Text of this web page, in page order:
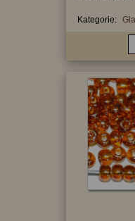
Kategorie: